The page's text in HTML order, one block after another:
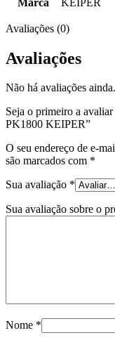
Avaliações (0)
Avaliações
Não há avaliações ainda.
Seja o primeiro a
PK1800 KEIPER”
O seu endereço de e-
são marcados com *
Sua avaliação *
Sua avaliação sobre o
Nome *